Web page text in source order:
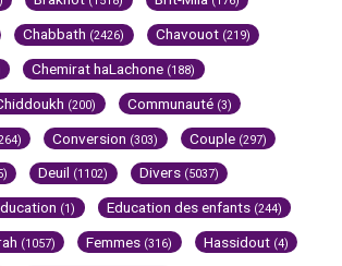
Chabbath (2426) Chavouot (219)
Chemirat haLachone (188)
(200) Communauté (3)
Conversion (303) Couple (297)
Deuil (1102) Divers (5037)
(1) Education des enfants (244)
(1057) Femmes (316) Hassidout (4)